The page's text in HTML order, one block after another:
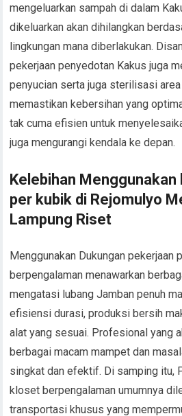
mengeluarkan sampah di dalam
dikeluarkan akan dihilangkan
lingkungan mana diberlakukan.
pekerjaan penyedotan Kakus juga
penyucian serta juga sterilisasi
memastikan kebersihan yang
tak cuma efisien untuk
juga mengurangi kendala ke depan.
Kelebihan
per kubik di Rejomulyo
Lampung Riset
Menggunakan Dukungan pekerjaan
berpengalaman menawarkan
mengatasi lubang Jamban penuh
efisiensi durasi, produksi bersih
alat yang sesuai. Profesional yang
berbagai macam mampet dan
singkat dan efektif. Di samping itu,
kloset berpengalaman umumnya
transportasi khusus yang